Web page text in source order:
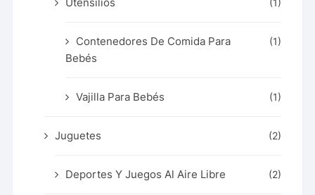
(1)
Contenedores De Comida Para
Bebés
(1)
Vajilla Para Bebés (1)
Juguetes (2)
Deportes Y Juegos Al Aire Libre (2)